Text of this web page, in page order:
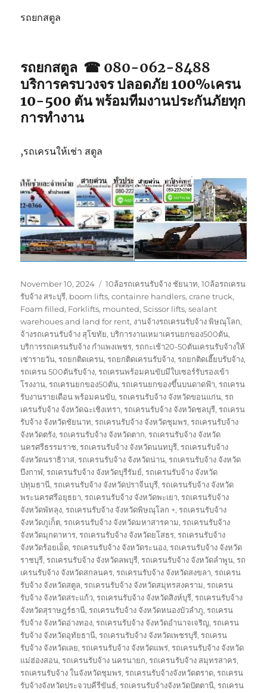
รถยกสตูล
รถยกสตูล ☎ 080-062-8488
บริการครบวงจร ปลอดภัย 100%เครน
10-500 ตัน พร้อมทีมงานประกันภัยทุก
การทำงาน
,รถเครนให้เช่า สตูล
Posted
on
November 10, 2024 Tags
10ล้อรถเครนรับจ้าง ชัยนาท,10ล้อรถเครน
รับจ้าง สระบุรี, boom lifts,containre handlers,crane truck,
Foam filled, Forklifts, mounted,Scissor lifts,sealant
warehoues and land for rent, งานจ้างรถเครนรับจ้าง พิษณุโลก,
จ้างรถเครนรับจ้าง สุโขทัย,บริการงานเหมาเครนยกของ500ตัน,
บริการรถเครนรับจ้าง กำแพงเพชร,รถกะเช้า20-50ตันเครนรับจ้างให้
เช่ารายวัน,รถยกติดเครน,รถยกติดเครนรับจ้าง,รถยกติดเฮี๊ยบรับจ้าง,
รถเครน 500ตันรับจ้าง,รถเครนพร้อมคนขับมีใบเซอร์รับรองเข้า
โรงงาน,รถเครนยกของ50ตัน,รถเครนยกของขึ้นบนดาดฟ้า,รถเครน
รับงานรายเดือน พร้อมคนขับ,รถเครนรับจ้าง จังหวัดขอนแก่น,รถ
เครนรับจ้าง จังหวัดฉะเชิงเทรา,รถเครนรับจ้าง จังหวัดชลบุรี,รถเครน
รับจ้าง จังหวัดชัยนาท,รถเครนรับจ้าง จังหวัดชุมพร,รถเครนรับจ้าง
จังหวัดตรัง,รถเครนรับจ้าง จังหวัดตาก,รถเครนรับจ้าง จังหวัด
นครศรีธรรมราช,รถเครนรับจ้าง จังหวัดนนทบุรี,รถเครนรับจ้าง
จังหวัดนราธิวาส,รถเครนรับจ้าง จังหวัดน่าน,รถเครนรับจ้าง จังหวัด
บึงกาฬ,รถเครนรับจ้าง จังหวัดบุรีรัมย์,รถเครนรับจ้าง จังหวัด
ปทุมธานี,รถเครนรับจ้าง จังหวัดปราจีนบุรี,รถเครนรับจ้าง จังหวัด
พระนครศรีอยุธยา,รถเครนรับจ้าง จังหวัดพะเยา,รถเครนรับจ้าง
จังหวัดพัทลุง,รถเครนรับจ้าง จังหวัดพิษณุโลก +,รถเครนรับจ้าง
จังหวัดภูเก็ต,รถเครนรับจ้าง จังหวัดมหาสารคาม,รถเครนรับจ้าง
จังหวัดมุกดาหาร,รถเครนรับจ้าง จังหวัดยโสธร,รถเครนรับจ้าง
จังหวัดร้อยเอ็ด,รถเครนรับจ้าง จังหวัดระนอง,รถเครนรับจ้าง จังหวัด
ราชบุรี,รถเครนรับจ้าง จังหวัดลพบุรี,รถเครนรับจ้าง จังหวัดลำพูน,รถ
เครนรับจ้าง จังหวัดสกลนคร,รถเครนรับจ้าง จังหวัดสงขลา,รถเครน
รับจ้าง จังหวัดสตูล,รถเครนรับจ้าง จังหวัดสมุทรสงคราม,รถเครน
รับจ้าง จังหวัดสระแก้ว,รถเครนรับจ้าง จังหวัดสิงห์บุรี,รถเครนรับจ้าง
จังหวัดสุราษฎร์ธานี,รถเครนรับจ้าง จังหวัดหนองบัวลำภู,รถเครน
รับจ้าง จังหวัดอ่างทอง,รถเครนรับจ้าง จังหวัดอำนาจเจริญ,รถเครน
รับจ้าง จังหวัดอุทัยธานี,รถเครนรับจ้าง จังหวัดเพชรบุรี,รถเครน
รับจ้าง จังหวัดเลย,รถเครนรับจ้าง จังหวัดแพร่,รถเครนรับจ้าง จังหวัด
แม่ฮ่องสอน,รถเครนรับจ้าง นครนายก,รถเครนรับจ้าง สมุทรสาคร,
รถเครนรับจ้าง ในจังหวัดชุมพร,รถเครนรับจ้างจังหวัดตราด,รถเครน
รับจ้างจังหวัดประจวบคีรีขันธ์,รถเครนรับจ้างจังหวัดปัตตานี,รถเครน